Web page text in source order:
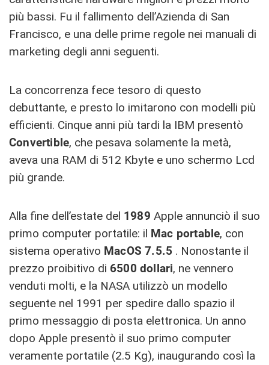
più bassi. Fu il fallimento dell’Azienda di San
Francisco, e una delle prime regole nei manuali di
marketing degli anni seguenti.
La concorrenza fece tesoro di questo
debuttante, e presto lo imitarono con modelli più
efficienti. Cinque anni più tardi la IBM presentò
Convertible, che pesava solamente la metà,
aveva una RAM di 512 Kbyte e uno schermo Lcd
più grande.
Alla fine dell’estate del 1989 Apple annunciò il suo
primo computer portatile: il Mac portable, con
sistema operativo MacOS 7.5.5 . Nonostante il
prezzo proibitivo di 6500 dollari, ne vennero
venduti molti, e la NASA utilizzò un modello
seguente nel 1991 per spedire dallo spazio il
primo messaggio di posta elettronica. Un anno
dopo Apple presentò il suo primo computer
veramente portatile (2.5 Kg), inaugurando così la